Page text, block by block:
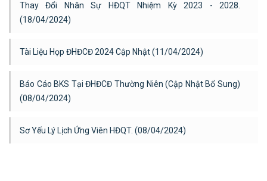
Thay Đổi Nhân Sự HĐQT Nhiệm Kỳ 2023 - 2028.
(18/04/2024)
Tài Liệu Họp ĐHĐCĐ 2024 Cập Nhật (11/04/2024)
Báo Cáo BKS Tại ĐHĐCĐ Thường Niên (cập Nhật Bổ Sung)
(08/04/2024)
Sơ Yếu Lý Lịch Ứng Viên HĐQT. (08/04/2024)